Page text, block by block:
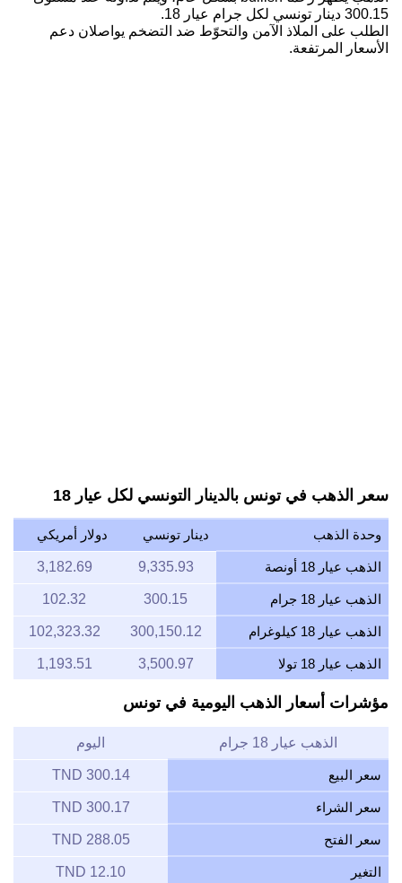
300.15 دينار تونسي لكل جرام عيار 18.
الطلب على الملاذ الآمن والتحوّط ضد التضخم يواصلان دعم
الأسعار المرتفعة.
سعر الذهب في تونس بالدينار التونسي لكل عيار 18
وحدة الذهب دينار تونسي دولار أمريكي
الذهب عيار 18 أونصة 9,335.93
3,182.69
الذهب عيار 18 جرام 300.15
102.32
الذهب عيار 18 كيلوغرام 300,150.12
102,323.32
الذهب عيار 18 تولا 3,500.97
1,193.51
مؤشرات أسعار الذهب اليومية في تونس
الذهب عيار 18 جرام اليوم
سعر البيع 300.14 TND
سعر الشراء 300.17 TND
سعر الفتح 288.05 TND
التغير 12.10 TND